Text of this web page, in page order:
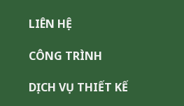
LIÊN HỆ
CÔNG TRÌNH
DỊCH VỤ THIẾT KẾ